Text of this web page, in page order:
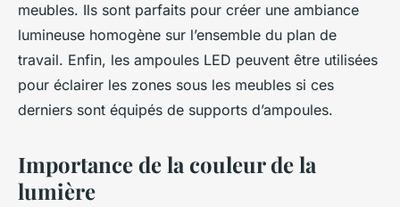
meubles. Ils sont parfaits pour créer une ambiance
lumineuse homogène sur l’ensemble du plan de
travail. Enfin, les ampoules LED peuvent être utilisées
pour éclairer les zones sous les meubles si ces
derniers sont équipés de supports d’ampoules.
Importance de la couleur de la
lumière